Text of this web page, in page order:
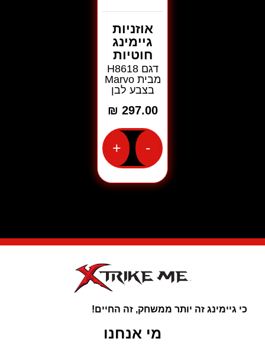
אוזניות
גיימינג
חוטיות
דגם H8618
מבית Marvo
בצבע לבן
297.00
₪
-
כמות
של
אוזניות
גיימינג
חוטיות
בצבע
לבן
+
כי גיימינג זה יותר ממשחק, זה החיים!
מי אנחנו